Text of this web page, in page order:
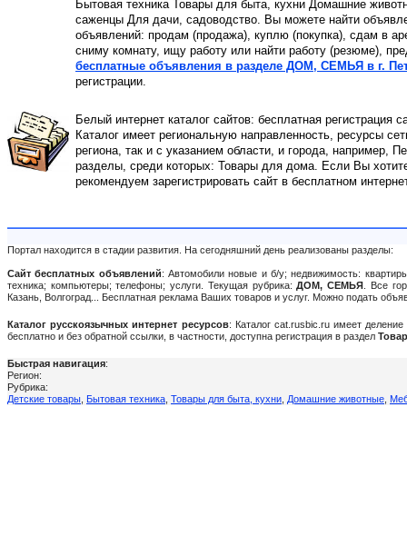
Бытовая техника Товары для быта, кухни Домашние
саженцы Для дачи, садоводство. Вы можете найти
объявлений: продам (продажа), куплю (покупка), сдам в
сниму комнату, ищу работу или найти работу (резюме),
бесплатные объявления в разделе ДОМ, СЕМЬЯ в г.
регистрации.
Белый интернет каталог сайтов: бесплатная регистрация
Каталог имеет региональную направленность, ресурсы
региона, так и с указанием области, и города, например,
разделы, среди которых: Товары для дома. Если Вы
рекомендуем зарегистрировать сайт в бесплатном
Портал находится в стадии развития. На сегодняшний день реализованы разделы:
Сайт бесплатных объявлений: Автомобили новые и б/у; недвижимость:
техника; компьютеры; телефоны; услуги. Текущая рубрика:ДОМ, СЕМЬЯ . Все
Казань, Волгоград... Бесплатная реклама Ваших товаров и услуг. Можно подать
Каталог русскоязычных интернет ресурсов: Каталог cat.rusbic.ru имеет
бесплатно и без обратной ссылки, в частности, доступна регистрация в раздел
Быстрая навигация:
Регион:
Рубрика:
Детские товары Бытовая техника Товары для быта, кухни Домашние животные